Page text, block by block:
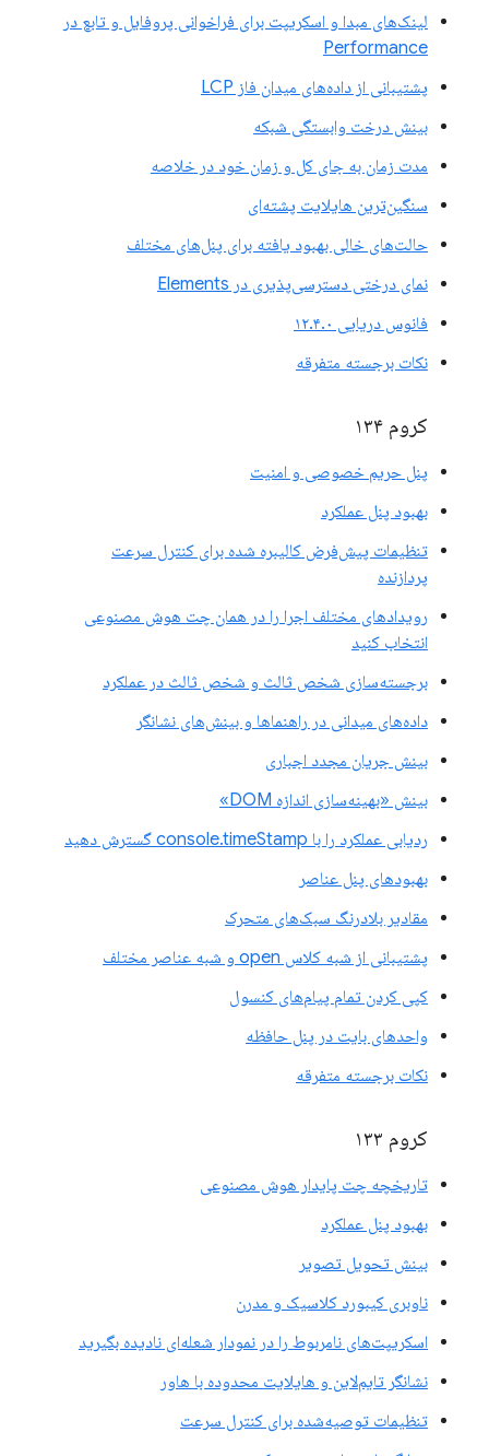
لینک‌های مبدا و اسکریپت برای فراخوانی پروفایل و تابع در
Performance
پشتیبانی از داده‌های میدان فاز LCP
بینش درخت وابستگی شبکه
مدت زمان به جای کل و زمان خود در خلاصه
سنگین‌ترین هایلایت پشته‌ای
حالت‌های خالی بهبود یافته برای پنل‌های مختلف
نمای درختی دسترسی‌پذیری در Elements
فانوس دریایی ۱۲.۴.۰
نکات برجسته متفرقه
کروم ۱۳۴
پنل حریم خصوصی و امنیت
بهبود پنل عملکرد
تنظیمات پیش‌فرض کالیبره شده برای کنترل سرعت
پردازنده
رویدادهای مختلف اجرا را در همان چت هوش مصنوعی
انتخاب کنید
برجسته‌سازی شخص ثالث و شخص ثالث در عملکرد
داده‌های میدانی در راهنماها و بینش‌های نشانگر
بینش جریان مجدد اجباری
بینش «بهینه‌سازی اندازه DOM»
ردیابی عملکرد را با console.timeStamp گسترش دهید
بهبودهای پنل عناصر
مقادیر بلادرنگ سبک‌های متحرک
پشتیبانی از شبه کلاس open و شبه عناصر مختلف
کپی کردن تمام پیام‌های کنسول
واحدهای بایت در پنل حافظه
نکات برجسته متفرقه
کروم ۱۳۳
تاریخچه چت پایدار هوش مصنوعی
بهبود پنل عملکرد
بینش تحویل تصویر
ناوبری کیبورد کلاسیک و مدرن
اسکریپت‌های نامربوط را در نمودار شعله‌ای نادیده بگیرید
نشانگر تایم‌لاین و هایلایت محدوده با هاور
تنظیمات توصیه‌شده برای کنترل سرعت